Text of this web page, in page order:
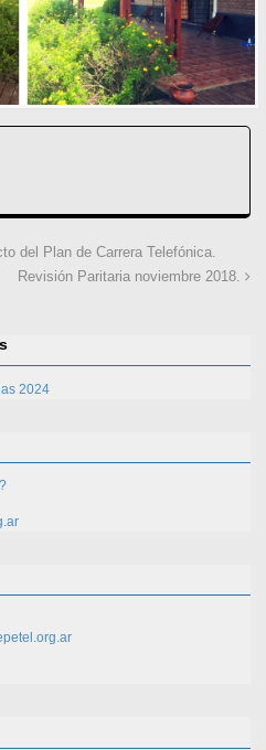
del Plan de Carrera Telefónica.
Revisión Paritaria noviembre 2018.
2024